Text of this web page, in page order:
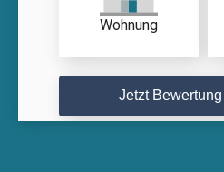
Wohnung
Jetzt